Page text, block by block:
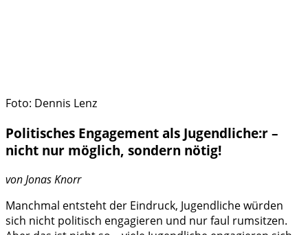
Foto: Dennis Lenz
Politisches Engagement als Jugendliche:r –
nicht nur möglich, sondern nötig!
vonJonas Knorr
Manchmal entsteht der Eindruck, Jugendliche würden
sich nicht politisch engagieren und nur faul rumsitzen.